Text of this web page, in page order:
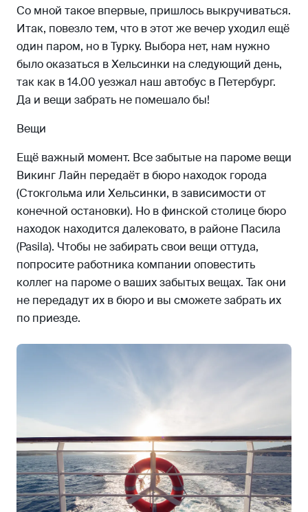
Со мной такое впервые, пришлось выкручиваться.
Итак, повезло тем, что в этот же вечер уходил ещё
один паром, но в Турку. Выбора нет, нам нужно
было оказаться в Хельсинки на следующий день,
так как в 14.00 уезжал наш автобус в Петербург.
Да и вещи забрать не помешало бы!
Вещи
Ещё важный момент. Все забытые на пароме вещи
Викинг Лайн передаёт в бюро находок города
(Стокгольма или Хельсинки, в зависимости от
конечной остановки). Но в финской столице бюро
находок находится далековато, в районе Пасила
(Pasila). Чтобы не забирать свои вещи оттуда,
попросите работника компании оповестить
коллег на пароме о ваших забытых вещах. Так они
не передадут их в бюро и вы сможете забрать их
по приезде.